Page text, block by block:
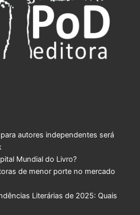
autores independentes será
Mundial do Livro?
de menor porte no mercado
Literárias de 2025: Quais